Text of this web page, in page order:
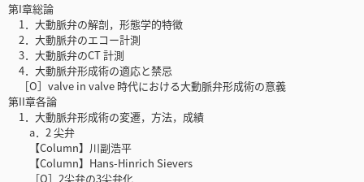
第I章総論
1．大動脈弁の解剖，形態学的特徴
2．大動脈弁のエコー計測
3．大動脈弁のCT 計測
4．大動脈弁形成術の適応と禁忌
［O］valve in valve 時代における大動脈弁形成術の意義
第II章各論
1．大動脈弁形成術の変遷，方法，成績
a．2 尖弁
【Column】川副浩平
【Column】Hans-Hinrich Sievers
［O］2尖弁の3尖弁化